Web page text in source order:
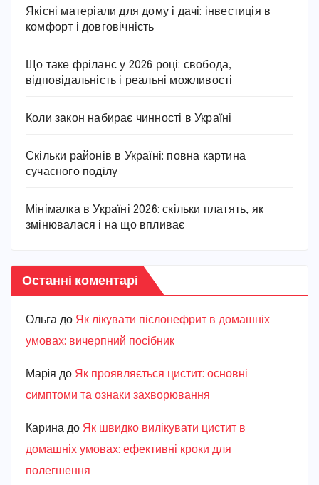
Якісні матеріали для дому і дачі: інвестиція в
комфорт і довговічність
Що таке фріланс у 2026 році: свобода,
відповідальність і реальні можливості
Коли закон набирає чинності в Україні
Скільки районів в Україні: повна картина
сучасного поділу
Мінімалка в Україні 2026: скільки платять, як
змінювалася і на що впливає
Останні коментарі
Ольга до Як лікувати пієлонефрит в домашніх
умовах: вичерпний посібник
Марiя до Як проявляється цистит: основні
симптоми та ознаки захворювання
Карина до Як швидко вилікувати цистит в
домашніх умовах: ефективні кроки для
полегшення